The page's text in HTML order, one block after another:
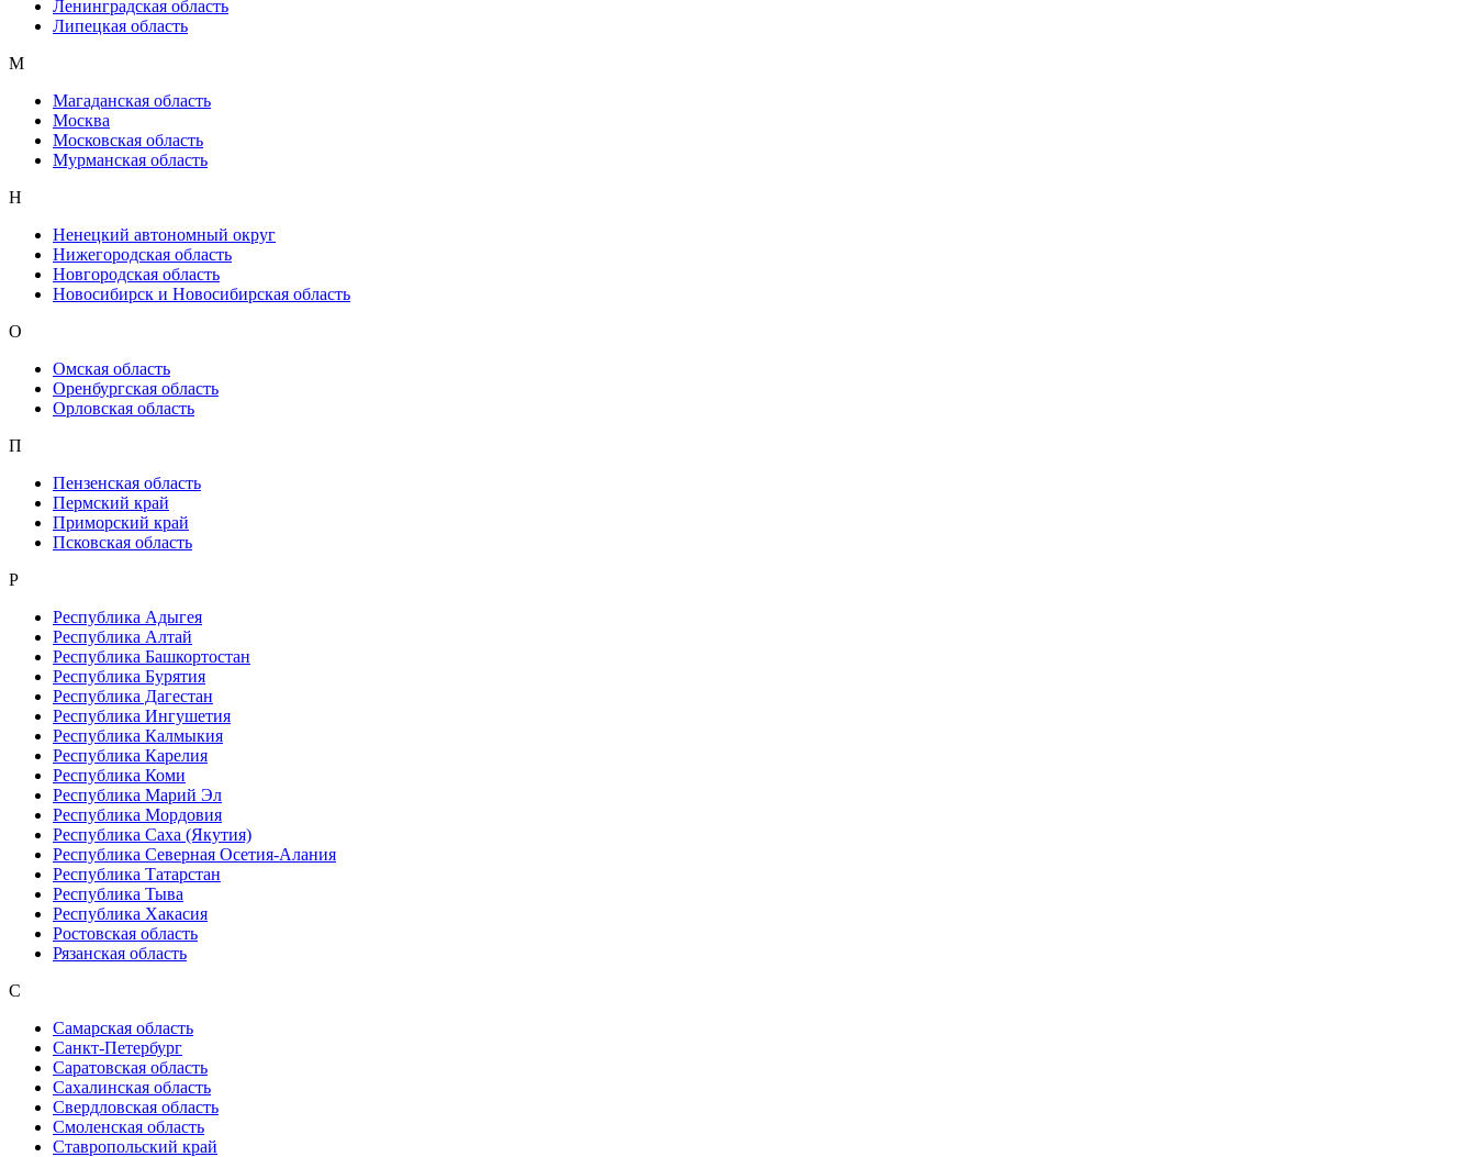
Ленинградская область
Липецкая область
М
Магаданская область
Москва
Московская область
Мурманская область
Н
Ненецкий автономный округ
Нижегородская область
Новгородская область
Новосибирск и Новосибирская область
О
Омская область
Оренбургская область
Орловская область
П
Пензенская область
Пермский край
Приморский край
Псковская область
Р
Республика Адыгея
Республика Алтай
Республика Башкортостан
Республика Бурятия
Республика Дагестан
Республика Ингушетия
Республика Калмыкия
Республика Карелия
Республика Коми
Республика Марий Эл
Республика Мордовия
Республика Саха (Якутия)
Республика Северная Осетия-Алания
Республика Татарстан
Республика Тыва
Республика Хакасия
Ростовская область
Рязанская область
С
Самарская область
Санкт-Петербург
Саратовская область
Сахалинская область
Свердловская область
Смоленская область
Ставропольский край